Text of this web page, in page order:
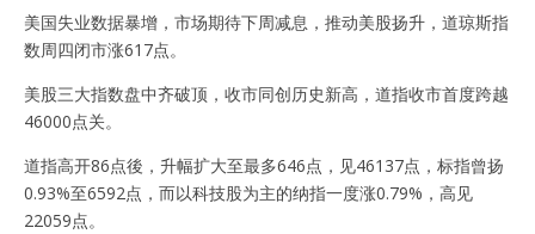
美国失业数据暴增，市场期待下周减息，推动美股扬升，道琼斯指
数周四闭市涨617点。
美股三大指数盘中齐破顶，收市同创历史新高，道指收市首度跨越
46000点关。
道指高开86点後，升幅扩大至最多646点，见46137点，标指曾扬
0.93%至6592点，而以科技股为主的纳指一度涨0.79%，高见
22059点。